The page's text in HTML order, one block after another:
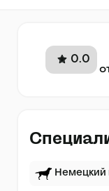
0.0
Немецкий